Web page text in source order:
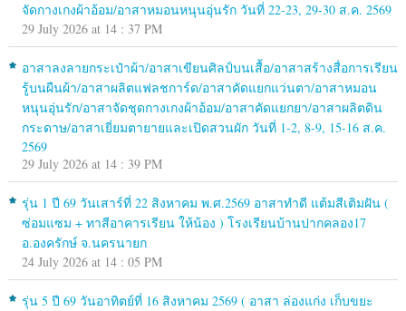
จัดกางเกงผ้าอ้อม/อาสาหมอนหนุนอุ่นรัก วันที่ 22-23, 29-30 ส.ค. 2569
29 July 2026 at 14 : 37 PM
อาสาลงลายกระเป๋าผ้า/อาสาเขียนศิลป์บนเสื้อ/อาสาสร้างสื่อการเรียน
รู้บนผืนผ้า/อาสาผลิตแฟลชการ์ด/อาสาคัดแยกแว่นตา/อาสาหมอน
หนุนอุ่นรัก/อาสาจัดชุดกางเกงผ้าอ้อม/อาสาคัดแยกยา/อาสาผลิตดิน
กระดาษ/อาสาเยี่ยมตายายและเปิดสวนผัก วันที่ 1-2, 8-9, 15-16 ส.ค.
2569
29 July 2026 at 14 : 39 PM
รุ่น 1 ปี 69 วันเสาร์ที่ 22 สิงหาคม พ.ศ.2569 อาสาทำดี แต้มสีเติมฝัน (
ซ่อมแซม + ทาสีอาคารเรียน ให้น้อง ) โรงเรียนบ้านปากคลอง17
อ.องครักษ์ จ.นครนายก
24 July 2026 at 14 : 05 PM
รุ่น 5 ปี 69 วันอาทิตย์ที่ 16 สิงหาคม 2569 ( อาสา ล่องแก่ง เก็บขยะ